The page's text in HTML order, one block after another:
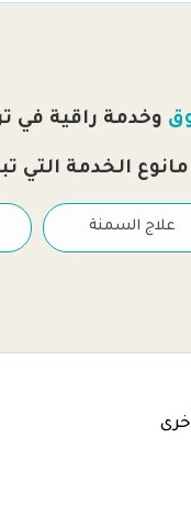
وخدمة راقية في
مانوع الخدمة التي
علاج السمنة